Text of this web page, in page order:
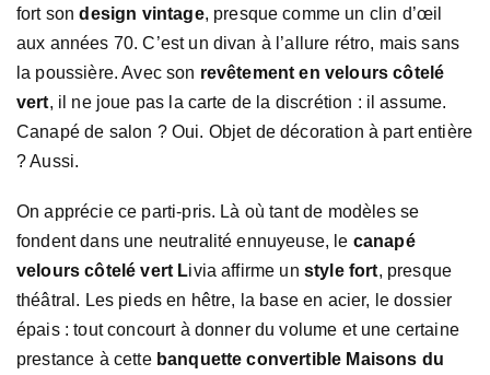
fort sondesign vintage, presque comme un clin d’œil
aux années 70. C’est un divan à l’allure rétro, mais sans
la poussière. Avec son revêtement en velours côtelé
vert, il ne joue pas la carte de la discrétion : il assume.
Canapé de salon ? Oui. Objet de décoration à part entière
? Aussi.
On apprécie ce parti-pris. Là où tant de modèles se
fondent dans une neutralité ennuyeuse, le canapé
velours côtelé vert Livia affirme un style fort, presque
théâtral. Les pieds en hêtre, la base en acier, le dossier
épais : tout concourt à donner du volume et une certaine
prestance à cette banquette convertible Maisons du